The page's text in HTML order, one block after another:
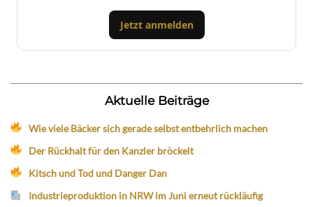
Jetzt anmelden
Aktuelle Beiträge
Wie viele Bäcker sich gerade selbst entbehrlich machen
Der Rückhalt für den Kanzler bröckelt
Kitsch und Tod und Danger Dan
Industrieproduktion in NRW im Juni erneut rückläufig